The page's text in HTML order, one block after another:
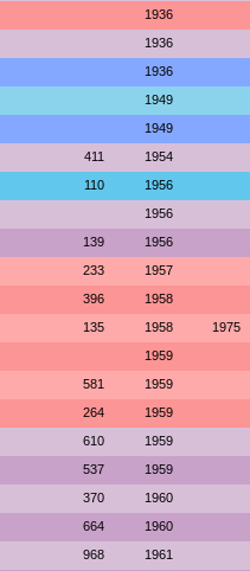
1936
1936
1936
1949
1949
411 1954
110 1956
1956
139 1956
233 1957
396 1958
135 1958 1975
1959
581 1959
264 1959
610 1959
537 1959
370 1960
664 1960
968 1961